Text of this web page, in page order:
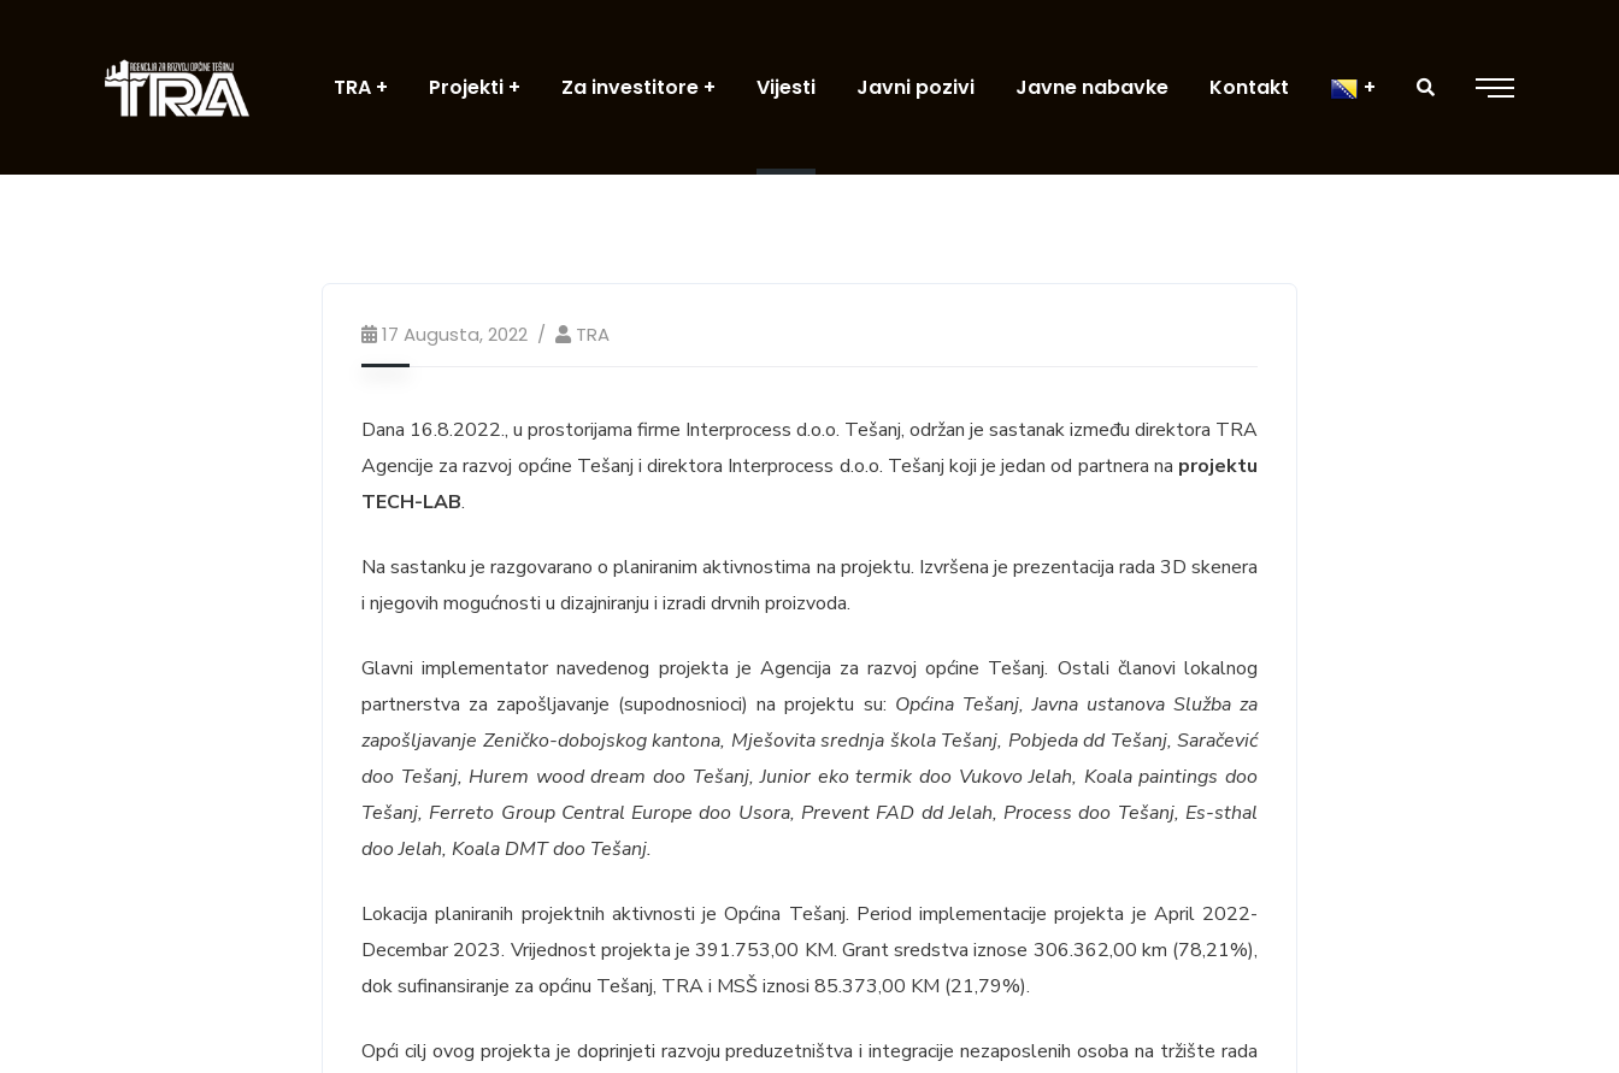
TRA Projekti Za investitore Vijesti Javni pozivi Javne nabavke Kontakt
17 Augusta, 2022 TRA
Dana 16.8.2022., u prostorijama firme Interprocess d.o.o. Tešanj, održan je sastanak između direktora TRA
Agencije za razvoj općine Tešanj i direktora Interprocess d.o.o. Tešanj koji je jedan od partnera na projektu
TECH-LAB.
Na sastanku je razgovarano o planiranim aktivnostima na projektu. Izvršena je prezentacija rada 3D skenera
i njegovih mogućnosti u dizajniranju i izradi drvnih proizvoda.
Glavni implementator navedenog projekta je Agencija za razvoj općine Tešanj. Ostali članovi lokalnog
partnerstva za zapošljavanje (supodnosnioci) na projektu su: Općina Tešanj, Javna ustanova Služba za
zapošljavanje Zeničko-dobojskog kantona, Mješovita srednja škola Tešanj, Pobjeda dd Tešanj, Saračević
doo Tešanj, Hurem wood dream doo Tešanj, Junior eko termik doo Vukovo Jelah, Koala paintings doo
Tešanj, Ferreto Group Central Europe doo Usora, Prevent FAD dd Jelah, Process doo Tešanj, Es-sthal
doo Jelah, Koala DMT doo Tešanj.
Lokacija planiranih projektnih aktivnosti je Općina Tešanj. Period implementacije projekta je April 2022-
Decembar 2023. Vrijednost projekta je 391.753,00 KM. Grant sredstva iznose 306.362,00 km (78,21%),
dok sufinansiranje za općinu Tešanj, TRA i MSŠ iznosi 85.373,00 KM (21,79%).
Opći cilj ovog projekta je doprinjeti razvoju preduzetništva i integracije nezaposlenih osoba na tržište rada